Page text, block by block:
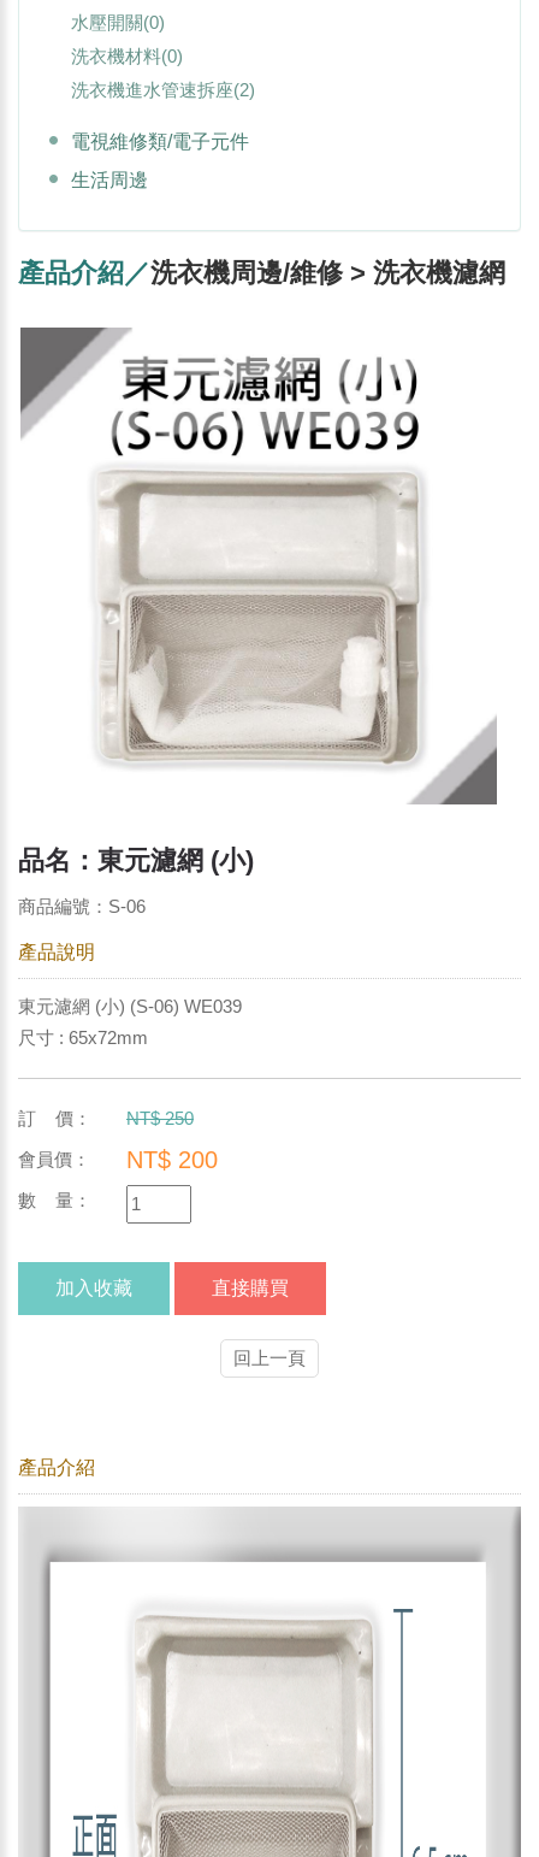
水壓開關(0)
洗衣機材料(0)
洗衣機進水管速拆座(2)
電視維修類/電子元件
生活周邊
產品介紹／洗衣機周邊/維修 > 洗衣機濾網
品名：東元濾網 (小)
商品編號：S-06
產品說明
東元濾網 (小) (S-06) WE039
尺寸 : 65x72mm
訂 價：
NT$ 250
會員價：
NT$ 200
數 量：
加入收藏 直接購買
回上一頁
產品介紹